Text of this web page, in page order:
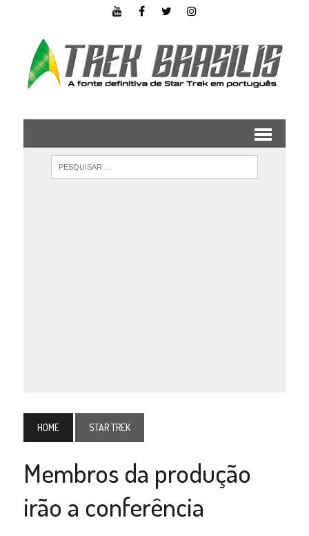
HOME STAR TREK
Membros da produção
irão a conferência